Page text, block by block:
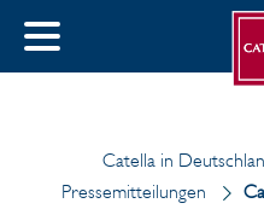
SCHLIESSEN
Deutsch
Catella in
Pressemitteilungen